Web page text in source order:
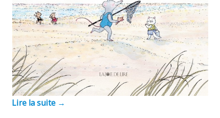
Lire la suite →